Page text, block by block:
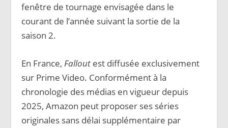
fenêtre de tournage envisagée dans le
courant de l’année suivant la sortie de la
saison 2.
En France,Fallout est diffusée exclusivement
sur Prime Video. Conformément à la
chronologie des médias en vigueur depuis
2025, Amazon peut proposer ses séries
originales sans délai supplémentaire par